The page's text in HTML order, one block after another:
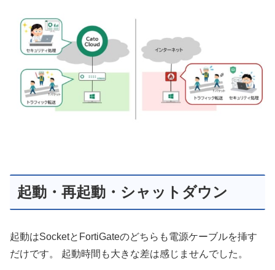
起動・再起動・シャットダウン
起動はSocketとFortiGateのどちらも電源ケーブルを挿す
だけです。 起動時間も大きな差は感じませんでした。